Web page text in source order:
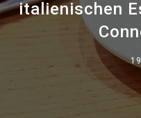
italienischen
Nachrichten